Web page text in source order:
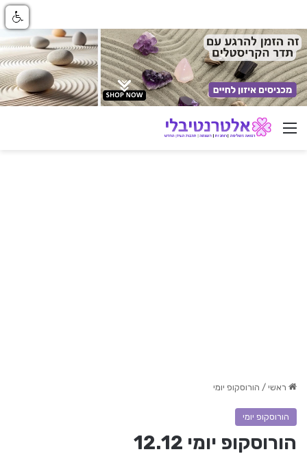
ניווט באתר
ראשי / הורוסקופ יומי
הורוסקופ יומי
הורוסקופ יומי 12.12